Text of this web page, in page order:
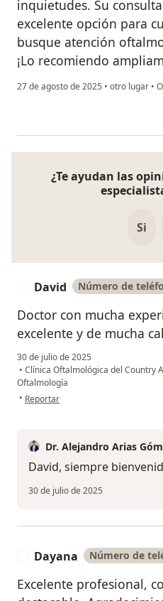
inquietudes. Su
excelente opción para
busque atención
¡Lo recomiendo
27 de agosto de 2025 • otro lugar •
¿Te ayudan las
Si
David Número de
Doctor con mucha
excelente y de mucha
30 de julio de 2025
• Clínica Oftalmológica del Country
Oftalmología
• en opinión del usuario David
Reportar
Dr. Alejandro Arias
David, siempre
30 de julio de 2025
Dayana Número de
Excelente profesional,